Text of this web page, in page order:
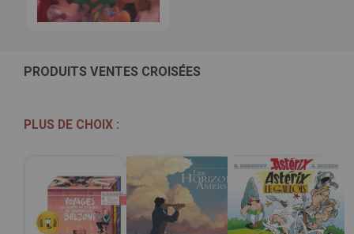
PRODUITS VENTES CROISÉES
PLUS DE CHOIX :